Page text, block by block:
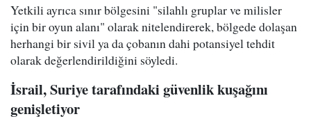
Yetkili ayrıca sınır bölgesini "silahlı gruplar ve milisler
için bir oyun alanı" olarak nitelendirerek, bölgede dolaşan
herhangi bir sivil ya da çobanın dahi potansiyel tehdit
olarak değerlendirildiğini söyledi.
İsrail, Suriye tarafındaki güvenlik kuşağını
genişletiyor